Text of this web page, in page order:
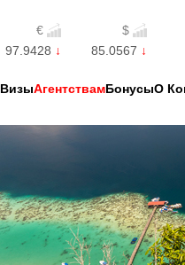
€
$
97.9428 85.0567
ВизыАгентствамБонусыО